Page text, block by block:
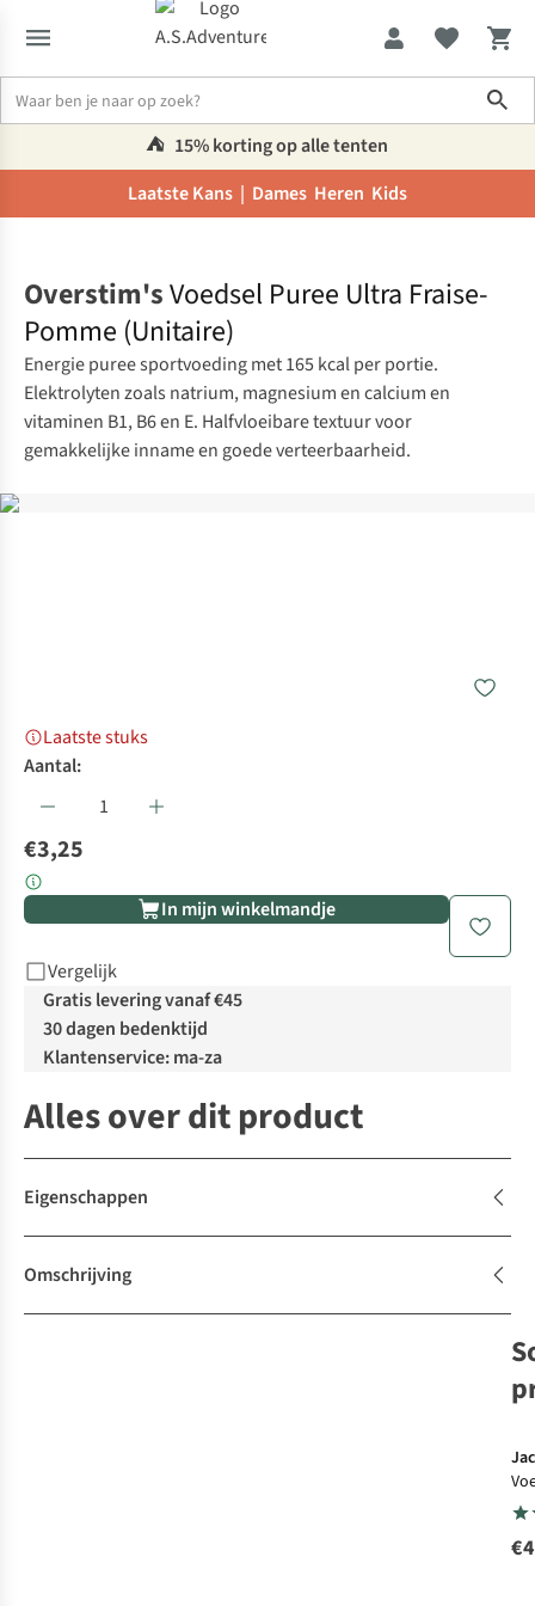
⛺️ 15% korting op alle tenten
Laatste Kans | Dames Heren Kids
Overstim'sVoedsel Puree Ultra Fraise-
Pomme (Unitaire)
Energie puree sportvoeding met 165 kcal per portie.
Elektrolyten zoals natrium, magnesium en calcium en
vitaminen B1, B6 en E. Halfvloeibare textuur voor
gemakkelijke inname en goede verteerbaarheid.
Laatste stuks
Aantal:
€3,25
In mijn winkelmandje
Vergelijk
Gratis levering vanaf €45
30 dagen bedenktijd
Klantenservice: ma-za
Alles over dit product
Eigenschappen
Omschrijving